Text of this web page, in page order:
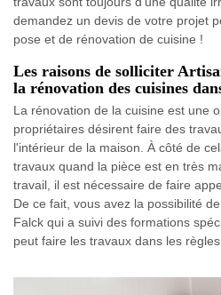
demandez un devis de votre projet
pose et de rénovation de cuisine !
Les raisons de solliciter
la rénovation des cuisines
La rénovation de la cuisine est une
propriétaires désirent faire des
l'intérieur de la maison. À côté de
travaux quand la pièce est en très
travail, il est nécessaire de faire
De ce fait, vous avez la possibilité
Falck qui a suivi des formations
peut faire les travaux dans les règles